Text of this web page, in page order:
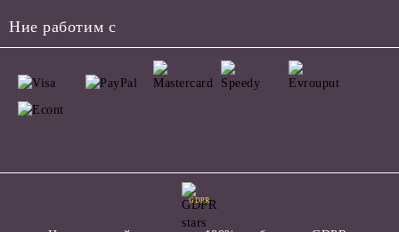
Ние работим с
GDPR